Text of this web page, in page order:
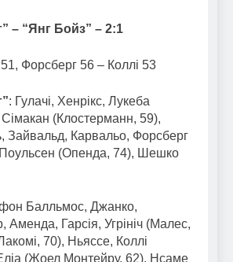
– “Янг Бойз” – 2:1
Форсберг 56 – Коллі 53
: Гулачі, Хенрікс, Лукеба
(Клостерманн, 59),
Зайвальд, Карвальо, Форсберг
(Опенда, 74), Шешко
Балльмос, Джанко,
Аменда, Гарсія, Угрініч (Малес,
70), Ньяссе, Коллі
(Жоел Монтейру, 62), Нсаме